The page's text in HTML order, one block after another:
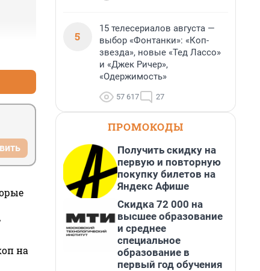
на
5
15 телесериалов августа —
выбор «Фонтанки»: «Коп-
звезда», новые «Тед Лассо»
и «Джек Ричер»,
«Одержимость»
57 617 27
ПРОМОКОДЫ
Получить скидку на
первую и повторную
покупку билетов на
Яндекс Афише
Скидка 72 000 на
высшее образование
и среднее
специальное
образование в
первый год обучения